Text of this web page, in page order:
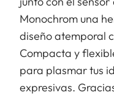
Monochrom una
diseño atemporal
Compacta y
para plasmar tus
expresivas.